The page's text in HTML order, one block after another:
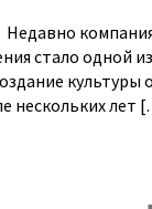
Недавно
стало одной
культуры
нескольких лет